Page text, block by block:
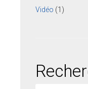
Vidéo (1)